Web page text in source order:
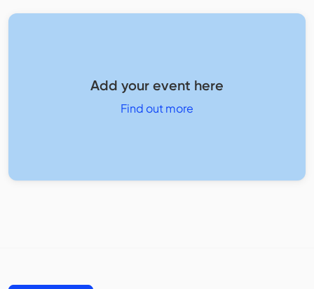
Add your event here
Find out more